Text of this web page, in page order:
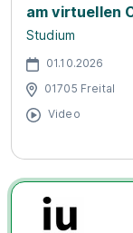
am virtuellen
Studium
01.10.2026
01705 Freital
Video